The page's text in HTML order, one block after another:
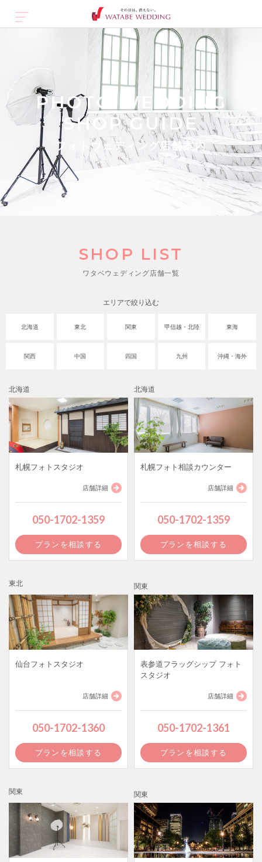
PHOTO WEDDING
SHOP GUIDE
フォトウェディング店舗案内
SHOP LIST
ワタベウェディング店舗一覧
エリアで絞り込む
北海道 東北 関東 甲信越・北陸 東海
関西 中国 四国 九州 沖縄・海外
北海道
札幌フォトスタジオ
店舗詳細
050-1702-1359
プランを相談する
北海道
札幌フォト相談カウンター
店舗詳細
050-1702-1359
プランを相談する
東北
仙台フォトスタジオ
店舗詳細
050-1702-1360
プランを相談する
関東
表参道フラッグシップ フォト
スタジオ
店舗詳細
050-1702-1361
プランを相談する
関東 関東